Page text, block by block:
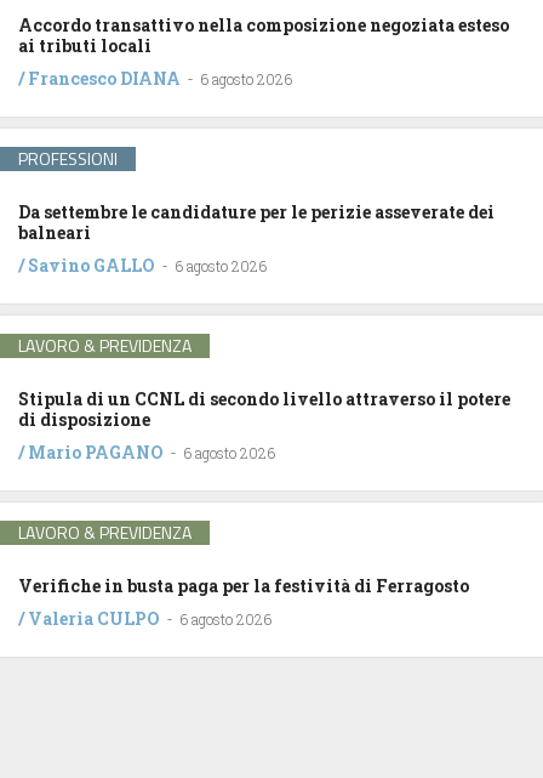
Accordo transattivo nella composizione negoziata esteso
ai tributi locali
/Francesco DIANA - 6 agosto 2026
PROFESSIONI
Da settembre le candidature per le perizie asseverate dei
balneari
/Savino GALLO - 6 agosto 2026
LAVORO & PREVIDENZA
Stipula di un CCNL di secondo livello attraverso il potere
di disposizione
/Mario PAGANO - 6 agosto 2026
LAVORO & PREVIDENZA
Verifiche in busta paga per la festività di Ferragosto
/Valeria CULPO - 6 agosto 2026